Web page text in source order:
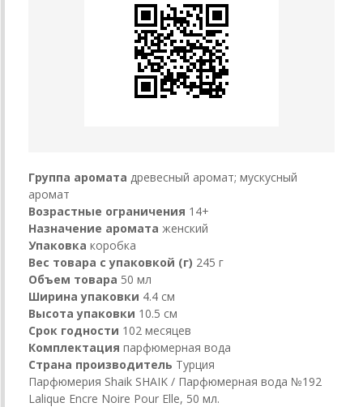
Группа аромата древесный аромат; мускусный
аромат
Возрастные ограничения 14+
Назначение аромата женский
Упаковка коробка
Вес товара с упаковкой (г) 245 г
Объем товара 50 мл
Ширина упаковки 4.4 см
Высота упаковки 10.5 см
Срок годности 102 месяцев
Комплектация парфюмерная вода
Страна производитель Турция
Парфюмерия Shaik SHAIK / Парфюмерная вода №192
Lalique Encre Noire Pour Elle, 50 мл.